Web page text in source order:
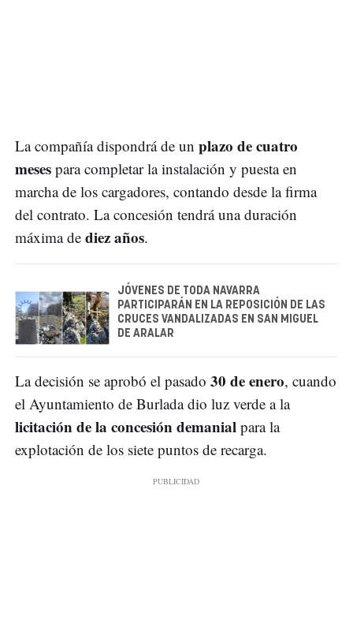
La compañía dispondrá de un plazo de cuatro
meses para completar la instalación y puesta en
marcha de los cargadores, contando desde la firma
del contrato. La concesión tendrá una duración
máxima de diez años.
JÓVENES DE TODA NAVARRA
PARTICIPARÁN EN LA REPOSICIÓN DE LAS
CRUCES VANDALIZADAS EN SAN MIGUEL
DE ARALAR
La decisión se aprobó el pasado 30 de enero, cuando
el Ayuntamiento de Burlada dio luz verde a la
licitación de la concesión demanial para la
explotación de los siete puntos de recarga.